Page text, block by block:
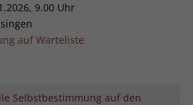
9.00 Uhr
auf Warteliste
Selbstbestimmung auf den